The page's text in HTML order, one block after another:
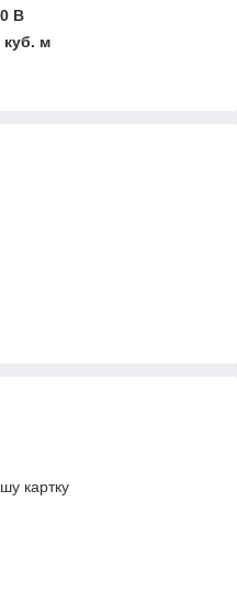
В
куб. м
картку